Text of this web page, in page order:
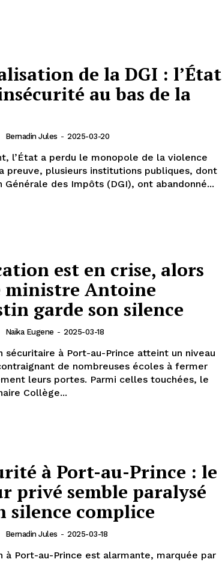
de la DGI : l’État
au bas de la
Bernadin Jules - 2025-03-20
l’État a perdu le monopole de la violence
preuve, plusieurs institutions publiques, dont
Générale des Impôts (DGI), ont abandonné...
est en crise, alors
ministre Antoine
garde son silence
Naïka Eugene - 2025-03-18
sécuritaire à Port-au-Prince atteint un niveau
de nombreuses écoles à fermer
portes. Parmi celles touchées, le
Collège...
à Port-au-Prince : le
privé semble paralysé
silence complice
Bernadin Jules - 2025-03-18
à Port-au-Prince est alarmante, marquée par